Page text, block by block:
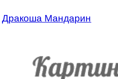
Дракоша Мандарин